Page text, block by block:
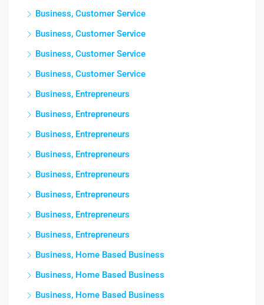
Business, Customer Service
Business, Customer Service
Business, Customer Service
Business, Customer Service
Business, Entrepreneurs
Business, Entrepreneurs
Business, Entrepreneurs
Business, Entrepreneurs
Business, Entrepreneurs
Business, Entrepreneurs
Business, Entrepreneurs
Business, Entrepreneurs
Business, Home Based Business
Business, Home Based Business
Business, Home Based Business